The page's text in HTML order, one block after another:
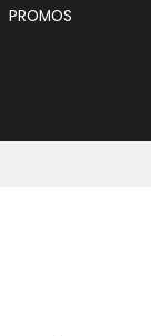
PROMOS